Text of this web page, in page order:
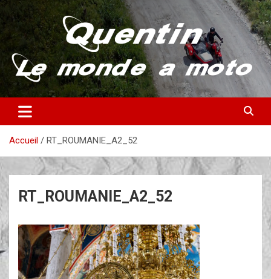
Aller
au
contenu
Quentin – Le monde à moto
Partez à la découverte du monde en vieille bécane
Accueil RT_ROUMANIE_A2_52
RT_ROUMANIE_A2_52